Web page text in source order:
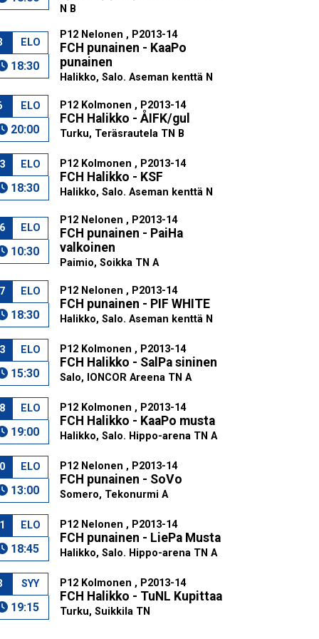
N B
ELO
18:30
P12 Nelonen , P2013-14
FCH punainen - KaaPo
punainen
Halikko, Salo. Aseman kenttä N
ELO
20:00
P12 Kolmonen , P2013-14
FCH Halikko - ÅIFK/gul
Turku, Teräsrautela TN B
ELO
18:30
P12 Kolmonen , P2013-14
FCH Halikko - KSF
Halikko, Salo. Aseman kenttä N
ELO
10:30
P12 Nelonen , P2013-14
FCH punainen - PaiHa
valkoinen
Paimio, Soikka TN A
ELO
18:30
P12 Nelonen , P2013-14
FCH punainen - PIF WHITE
Halikko, Salo. Aseman kenttä N
ELO
15:30
P12 Kolmonen , P2013-14
FCH Halikko - SalPa sininen
Salo, IONCOR Areena TN A
ELO
19:00
P12 Kolmonen , P2013-14
FCH Halikko - KaaPo musta
Halikko, Salo. Hippo-arena TN A
ELO
13:00
P12 Nelonen , P2013-14
FCH punainen - SoVo
Somero, Tekonurmi A
ELO
18:45
P12 Nelonen , P2013-14
FCH punainen - LiePa Musta
Halikko, Salo. Hippo-arena TN A
SYY
19:15
P12 Kolmonen , P2013-14
FCH Halikko - TuNL Kupittaa
Turku, Suikkila TN